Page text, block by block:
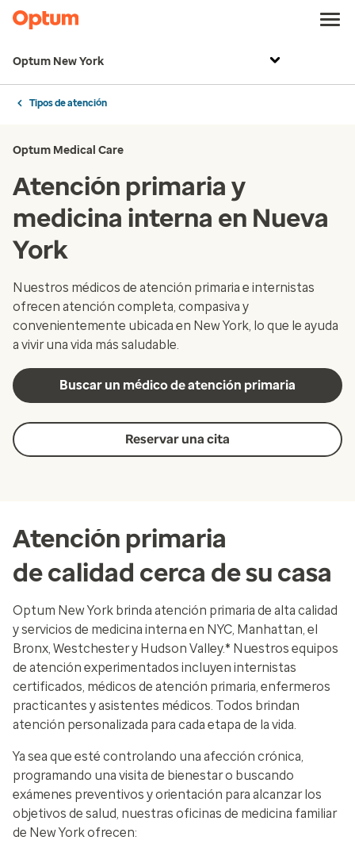
Optum New York
Tipos de atención
Optum Medical Care
Atención primaria y
medicina interna en Nueva
York
Nuestros médicos de atención primaria e internistas
ofrecen atención completa, compasiva y
convenientemente ubicada en New York, lo que le ayuda
a vivir una vida más saludable.
Buscar un médico de atención primaria
Reservar una cita
Atención primaria
de calidad cerca de su casa
Optum New York brinda atención primaria de alta calidad
y servicios de medicina interna en NYC, Manhattan, el
Bronx, Westchester y Hudson Valley.* Nuestros equipos
de atención experimentados incluyen internistas
certificados, médicos de atención primaria, enfermeros
practicantes y asistentes médicos. Todos brindan
atención personalizada para cada etapa de la vida.
Ya sea que esté controlando una afección crónica,
programando una visita de bienestar o buscando
exámenes preventivos y orientación para alcanzar los
objetivos de salud, nuestras oficinas de medicina familiar
de New York ofrecen: